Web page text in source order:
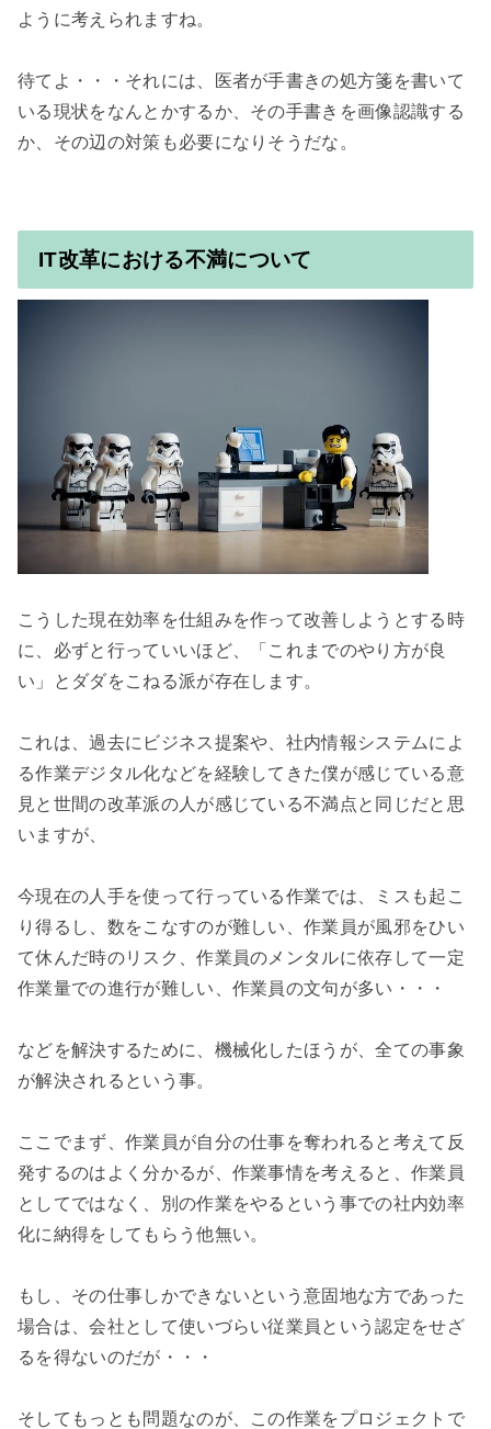
ように考えられますね。
待てよ・・・それには、医者が手書きの処方箋を書いて
いる現状をなんとかするか、その手書きを画像認識する
か、その辺の対策も必要になりそうだな。
IT改革における不満について
こうした現在効率を仕組みを作って改善しようとする時
に、必ずと行っていいほど、「これまでのやり方が良
い」とダダをこねる派が存在します。
これは、過去にビジネス提案や、社内情報システムによ
る作業デジタル化などを経験してきた僕が感じている意
見と世間の改革派の人が感じている不満点と同じだと思
いますが、
今現在の人手を使って行っている作業では、ミスも起こ
り得るし、数をこなすのが難しい、作業員が風邪をひい
て休んだ時のリスク、作業員のメンタルに依存して一定
作業量での進行が難しい、作業員の文句が多い・・・
などを解決するために、機械化したほうが、全ての事象
が解決されるという事。
ここでまず、作業員が自分の仕事を奪われると考えて反
発するのはよく分かるが、作業事情を考えると、作業員
としてではなく、別の作業をやるという事での社内効率
化に納得をしてもらう他無い。
もし、その仕事しかできないという意固地な方であった
場合は、会社として使いづらい従業員という認定をせざ
るを得ないのだが・・・
そしてもっとも問題なのが、この作業をプロジェクトで